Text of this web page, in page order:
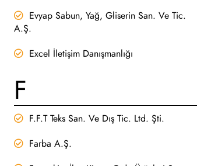
Evyap Sabun, Yağ, Gliserin San. Ve Tic.
A.Ş.
Excel İletişim Danışmanlığı
F
F.F.T Teks San. Ve Dış Tic. Ltd. Şti.
Farba A.Ş.